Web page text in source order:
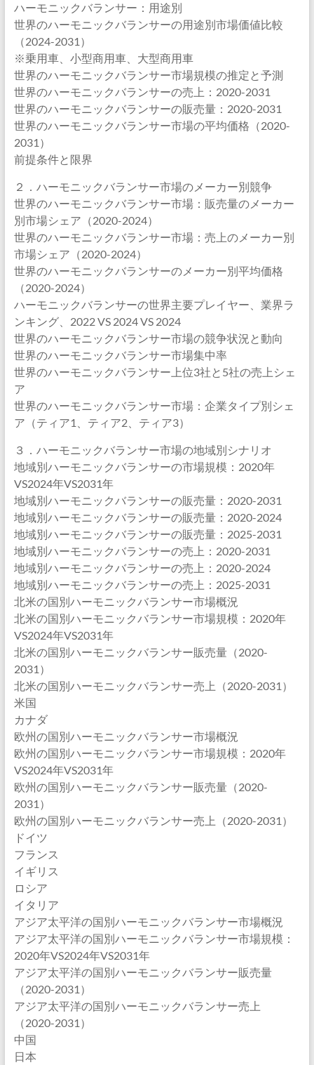
ハーモニックバランサー：用途別
世界のハーモニックバランサーの用途別市場価値比較
（2024-2031）
※乗用車、小型商用車、大型商用車
世界のハーモニックバランサー市場規模の推定と予測
世界のハーモニックバランサーの売上：2020-2031
世界のハーモニックバランサーの販売量：2020-2031
世界のハーモニックバランサー市場の平均価格（2020-
2031）
前提条件と限界
２．ハーモニックバランサー市場のメーカー別競争
世界のハーモニックバランサー市場：販売量のメーカー
別市場シェア（2020-2024）
世界のハーモニックバランサー市場：売上のメーカー別
市場シェア（2020-2024）
世界のハーモニックバランサーのメーカー別平均価格
（2020-2024）
ハーモニックバランサーの世界主要プレイヤー、業界ラ
ンキング、2022 VS 2024 VS 2024
世界のハーモニックバランサー市場の競争状況と動向
世界のハーモニックバランサー市場集中率
世界のハーモニックバランサー上位3社と5社の売上シェ
ア
世界のハーモニックバランサー市場：企業タイプ別シェ
ア（ティア1、ティア2、ティア3）
３．ハーモニックバランサー市場の地域別シナリオ
地域別ハーモニックバランサーの市場規模：2020年
VS2024年VS2031年
地域別ハーモニックバランサーの販売量：2020-2031
地域別ハーモニックバランサーの販売量：2020-2024
地域別ハーモニックバランサーの販売量：2025-2031
地域別ハーモニックバランサーの売上：2020-2031
地域別ハーモニックバランサーの売上：2020-2024
地域別ハーモニックバランサーの売上：2025-2031
北米の国別ハーモニックバランサー市場概況
北米の国別ハーモニックバランサー市場規模：2020年
VS2024年VS2031年
北米の国別ハーモニックバランサー販売量（2020-
2031）
北米の国別ハーモニックバランサー売上（2020-2031）
米国
カナダ
欧州の国別ハーモニックバランサー市場概況
欧州の国別ハーモニックバランサー市場規模：2020年
VS2024年VS2031年
欧州の国別ハーモニックバランサー販売量（2020-
2031）
欧州の国別ハーモニックバランサー売上（2020-2031）
ドイツ
フランス
イギリス
ロシア
イタリア
アジア太平洋の国別ハーモニックバランサー市場概況
アジア太平洋の国別ハーモニックバランサー市場規模：
2020年VS2024年VS2031年
アジア太平洋の国別ハーモニックバランサー販売量
（2020-2031）
アジア太平洋の国別ハーモニックバランサー売上
（2020-2031）
中国
日本